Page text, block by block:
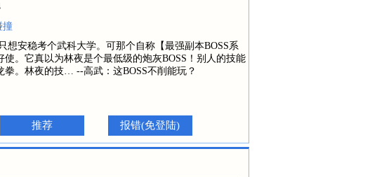
撞
想安稳考个武科大学。可那个自称【最强副本BOSS系
。它真以为林夜是个最低级的炮灰BOSS！别人的技能
。林夜的技… --高武：这BOSS不削能玩？
推荐 报错(免登陆)